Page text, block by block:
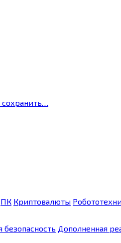
ПК Криптовалюты
Дополненная